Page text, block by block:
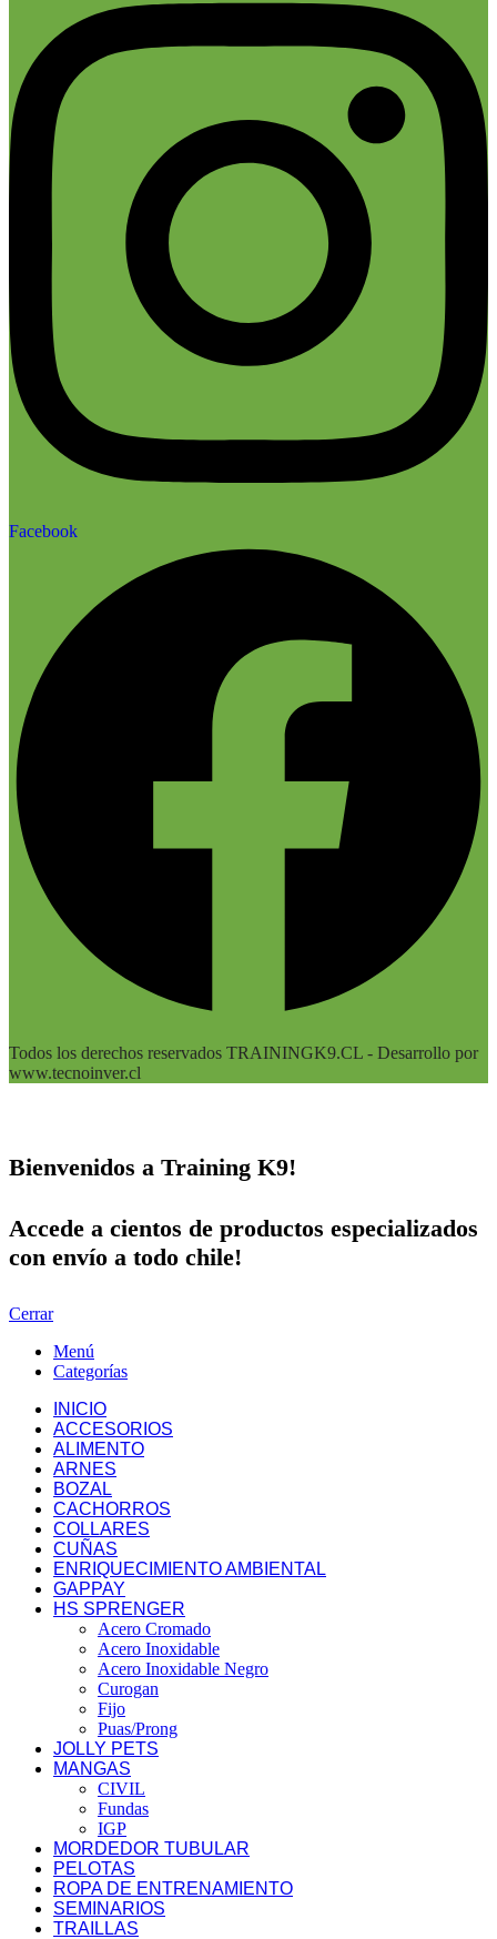
Facebook
Todos los derechos reservados TRAININGK9.CL - Desarrollo por
www.tecnoinver.cl
Bienvenidos a Training K9!
Accede a cientos de productos especializados
con envío a todo chile!
Cerrar
Menú
Categorías
INICIO
ACCESORIOS
ALIMENTO
ARNES
BOZAL
CACHORROS
COLLARES
CUÑAS
ENRIQUECIMIENTO AMBIENTAL
GAPPAY
HS SPRENGER
Acero Cromado
Acero Inoxidable
Acero Inoxidable Negro
Curogan
Fijo
Puas/Prong
JOLLY PETS
MANGAS
CIVIL
Fundas
IGP
MORDEDOR TUBULAR
PELOTAS
ROPA DE ENTRENAMIENTO
SEMINARIOS
TRAILLAS